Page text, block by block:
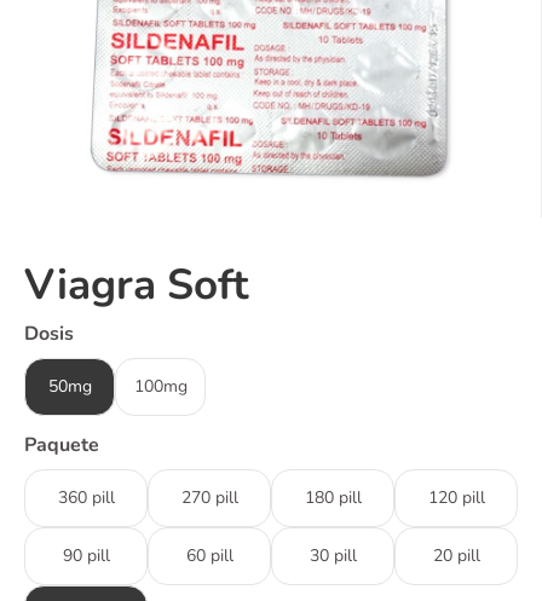
Viagra Soft
Dosis
50mg 100mg
Paquete
360 pill 270 pill 180 pill 120 pill
90 pill 60 pill 30 pill 20 pill